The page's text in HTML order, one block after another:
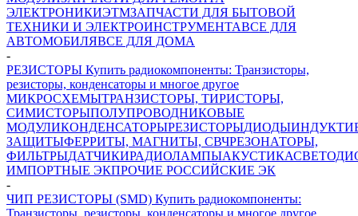
ЭЛЕКТРОНИКИЭТМЗАПЧАСТИ ДЛЯ БЫТОВОЙ
ТЕХНИКИ И ЭЛЕКТРОИНСТРУМЕНТАВСЕ ДЛЯ
АВТОМОБИЛЯВСЕ ДЛЯ ДОМА
-
РЕЗИСТОРЫ Купить радиокомпоненты: Транзисторы,
резисторы, конденсаторы и многое другое
МИКРОСХЕМЫТРАНЗИСТОРЫ, ТИРИСТОРЫ,
СИМИСТОРЫПОЛУПРОВОДНИКОВЫЕ
МОДУЛИКОНДЕНСАТОРЫРЕЗИСТОРЫДИОДЫ
ЗАЩИТЫФЕРРИТЫ, МАГНИТЫ, СВЧРЕЗОНАТОРЫ,
ФИЛЬТРЫДАТЧИКИРАДИОЛАМПЫАКУСТИКА
ИМПОРТНЫЕ ЭКПРОЧИЕ РОССИЙСКИЕ ЭК
-
ЧИП РЕЗИСТОРЫ (SMD) Купить радиокомпоненты:
Транзисторы, резисторы, конденсаторы и многое другое